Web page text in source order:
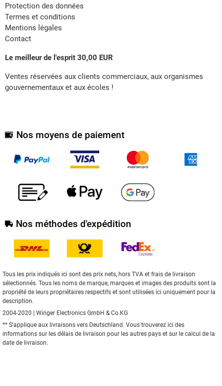
Protection des données
Termes et conditions
Mentions légales
Contact
Le meilleur de l'esprit 30,00 EUR
Ventes réservées aux clients commerciaux, aux organismes
gouvernementaux et aux écoles !
Nos moyens de paiement
Nos méthodes d'expédition
Tous les prix indiqués ici sont des prix nets, hors TVA et frais de livraison
sélectionnés. Tous les noms de marque, marques et images des produits sont la
propriété de leurs propriétaires respectifs et sont utilisées ici uniquement pour la
description.
2004-2020 | Winger Electronics GmbH & Co.KG
** S'applique aux livraisons vers Deutschland. Vous trouverez ici des
informations sur les délais de livraison pour les autres pays et sur le calcul de la
date de livraison.